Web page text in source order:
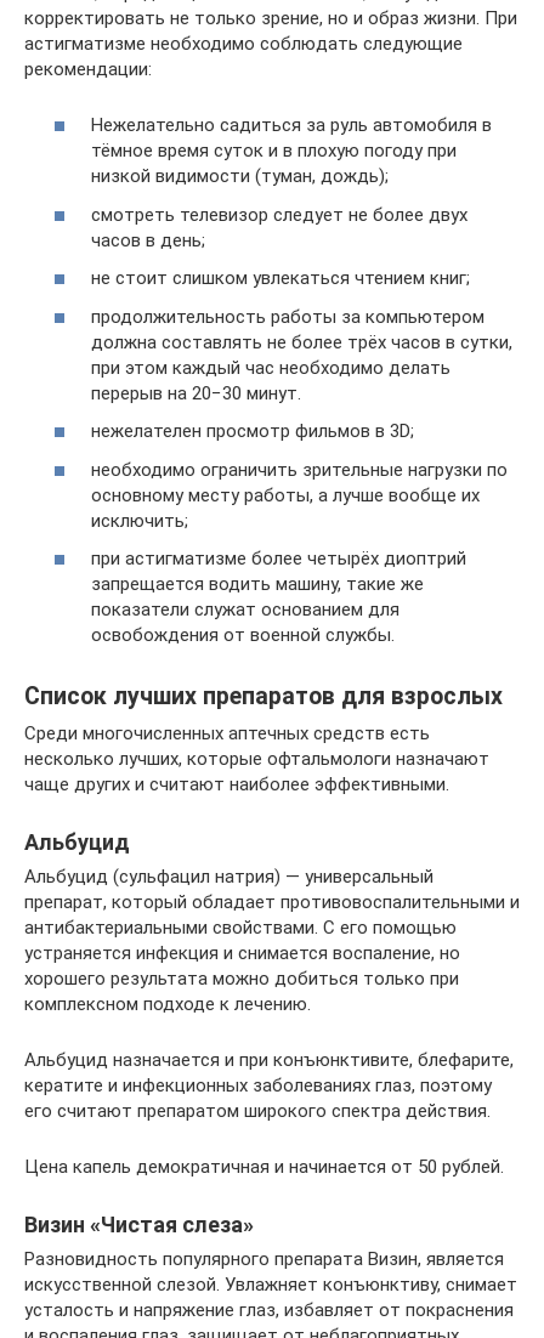
корректировать не только зрение, но и образ жизни. При
астигматизме необходимо соблюдать следующие
рекомендации:
Нежелательно садиться за руль автомобиля в
тёмное время суток и в плохую погоду при
низкой видимости (туман, дождь);
смотреть телевизор следует не более двух
часов в день;
не стоит слишком увлекаться чтением книг;
продолжительность работы за компьютером
должна составлять не более трёх часов в сутки,
при этом каждый час необходимо делать
перерыв на 20−30 минут.
нежелателен просмотр фильмов в 3D;
необходимо ограничить зрительные нагрузки по
основному месту работы, а лучше вообще их
исключить;
при астигматизме более четырёх диоптрий
запрещается водить машину, такие же
показатели служат основанием для
освобождения от военной службы.
Список лучших препаратов для взрослых
Среди многочисленных аптечных средств есть
несколько лучших, которые офтальмологи назначают
чаще других и считают наиболее эффективными.
Альбуцид
Альбуцид (сульфацил натрия) — универсальный
препарат, который обладает противовоспалительными и
антибактериальными свойствами. С его помощью
устраняется инфекция и снимается воспаление, но
хорошего результата можно добиться только при
комплексном подходе к лечению.
Альбуцид назначается и при конъюнктивите, блефарите,
кератите и инфекционных заболеваниях глаз, поэтому
его считают препаратом широкого спектра действия.
Цена капель демократичная и начинается от 50 рублей.
Визин «Чистая слеза»
Разновидность популярного препарата Визин, является
искусственной слезой. Увлажняет конъюнктиву, снимает
усталость и напряжение глаз, избавляет от покраснения